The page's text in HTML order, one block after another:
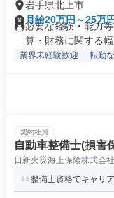
岩手県北上市
月給20万円～25万円
必要な経験・能力
算・財務に関する幅
業界未経験歓迎 転勤
契約社員
自動車整備士(損害
日新火災海上保険株式会社
整備士資格でキャリ